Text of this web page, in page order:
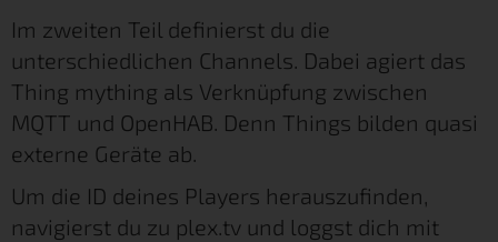
Im zweiten Teil definierst du die
unterschiedlichen Channels. Dabei agiert das
Thing mything als Verknüpfung zwischen
MQTT und OpenHAB. Denn Things bilden quasi
externe Geräte ab.
Um die ID deines Players herauszufinden,
navigierst du zu plex.tv und loggst dich mit